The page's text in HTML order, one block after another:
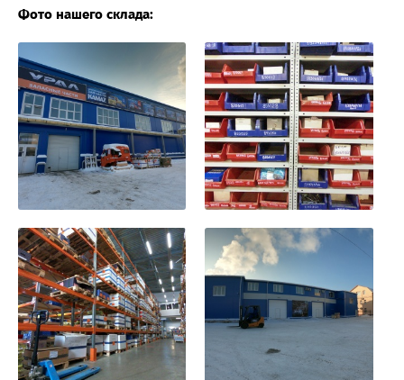
Фото нашего склада: